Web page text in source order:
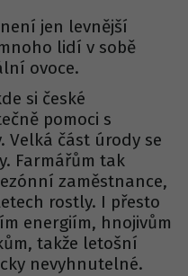
jen levnější
lidí v sobě
ovoce.
si české
pomoci s
Velká část úrody se
Farmářům tak
zaměstnance,
rostly. I přesto
energiím, hnojivům
takže letošní
nevyhnutelné.